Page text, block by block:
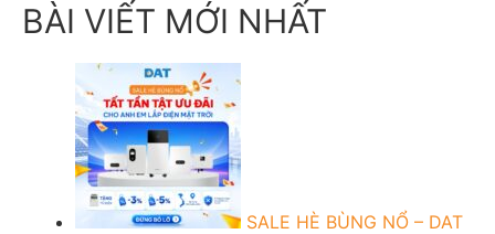
BÀI VIẾT MỚI NHẤT
SALE HÈ BÙNG NỔ – DAT